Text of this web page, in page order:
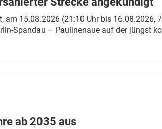
am 15.08.2026 (21:10 Uhr bis 16.08.2026,
Spandau – Paulinenaue auf der jüngst
ab 2035 aus